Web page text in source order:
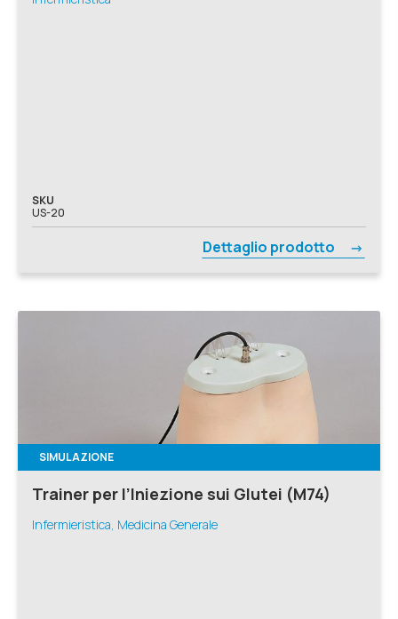
SKU
US-20
Dettaglio prodotto
SIMULAZIONE
Trainer per l’Iniezione sui Glutei (M74)
Infermieristica, Medicina Generale